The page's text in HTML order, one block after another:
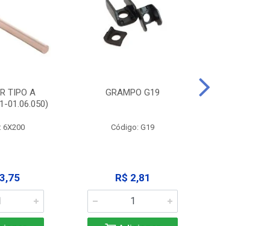
TIPO A
01.06.050)
6X200
GRAMPO G19
Código: G19
R$ 2,81